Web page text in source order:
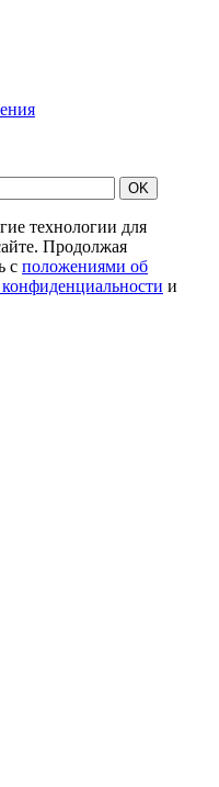
технологии для
Продолжая
с положениями об
и